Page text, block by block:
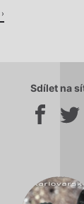
Sdílet na